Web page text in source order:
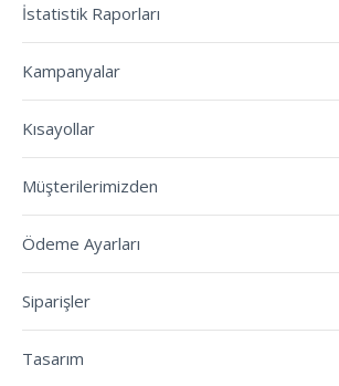
İstatistik Raporları
Kampanyalar
Kısayollar
Müşterilerimizden
Ödeme Ayarları
Siparişler
Tasarım